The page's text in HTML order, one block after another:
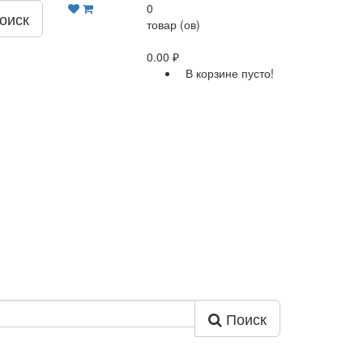
0
товар (ов)
0.00 ₽
В корзине пусто!
Поиск